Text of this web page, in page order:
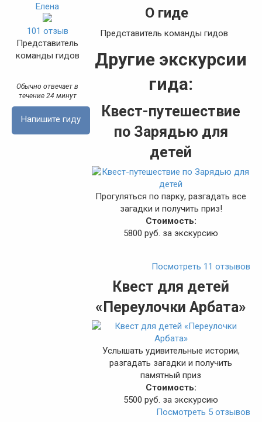
Елена
101 отзыв
Представитель
команды гидов
Обычно отвечает в
течение 24 минут
Напишите гиду
О гиде
Представитель команды гидов
Другие экскурсии
гида:
Квест-путешествие
по Зарядью для
детей
Прогуляться по парку, разгадать все
загадки и получить приз!
Стоимость:
5800 руб. за экскурсию
Посмотреть 11 отзывов
Квест для детей
«Переулочки Арбата»
Услышать удивительные истории,
разгадать загадки и получить
памятный приз
Стоимость:
5500 руб. за экскурсию
Посмотреть 5 отзывов